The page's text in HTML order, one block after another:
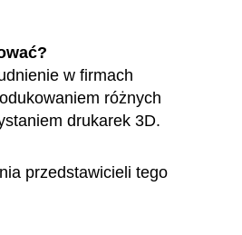
w firmach
różnych
drukarek 3D.
przedstawicieli tego